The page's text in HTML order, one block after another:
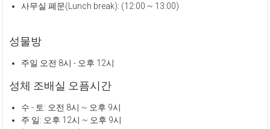
사무실 폐문(Lunch break): (12:00 ~ 13:00)
성물방
주일 오전 8시 - 오후 12시
성체 조배실 오픔시간
수 - 토: 오전 8시 ~ 오후 9시
주 일: 오후 12시 ~ 오후 9시